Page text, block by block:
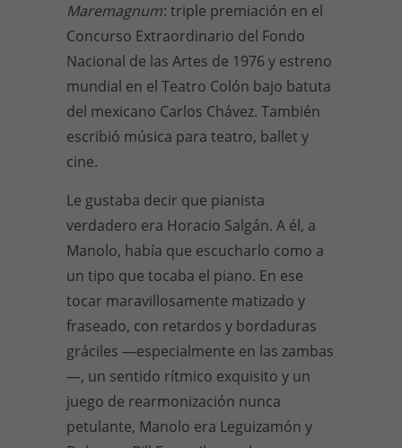
Maremagnum: triple premiación en el
Concurso Extraordinario del Fondo
Nacional de las Artes de 1976 y estreno
mundial en el Teatro Colón bajo batuta
del mexicano Carlos Chávez. También
escribió música para teatro, ballet y
cine.
Le gustaba decir que pianista
verdadero era Horacio Salgán. A él, a
Manolo, había que escucharlo como a
un tipo que tocaba el piano. En ese
tocar maravillosamente matizado y
fraseado, con retardos y bordaduras
gráciles —especialmente en las zambas
—, un sentido rítmico exquisito y un
juego de rearmonización nunca
petulante, Manolo era Leguizamón y